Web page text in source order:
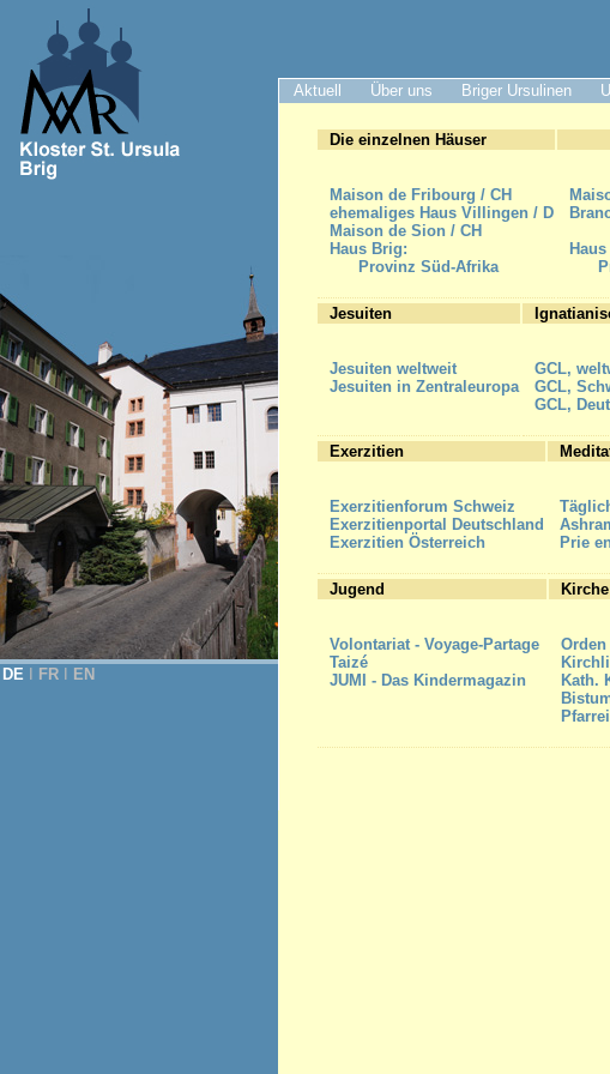
Aktuell Über uns Briger Ursulinen
DE FR EN
Die einzelnen Häuser
Maison de Fribourg / CH
ehemaliges Haus Villingen / D
Maison de Sion / CH
Haus Brig:
Provinz Süd-Afrika
Jesuiten
Jesuiten weltweit
Jesuiten in Zentraleuropa
GCL,
GCL,
GCL,
Exerzitien
Exerzitienforum Schweiz
Exerzitienportal Deutschland
Exerzitien Österreich
Prie
Jugend
Volontariat - Voyage-Partage
Taizé
JUMI - Das Kindermagazin
Kath.